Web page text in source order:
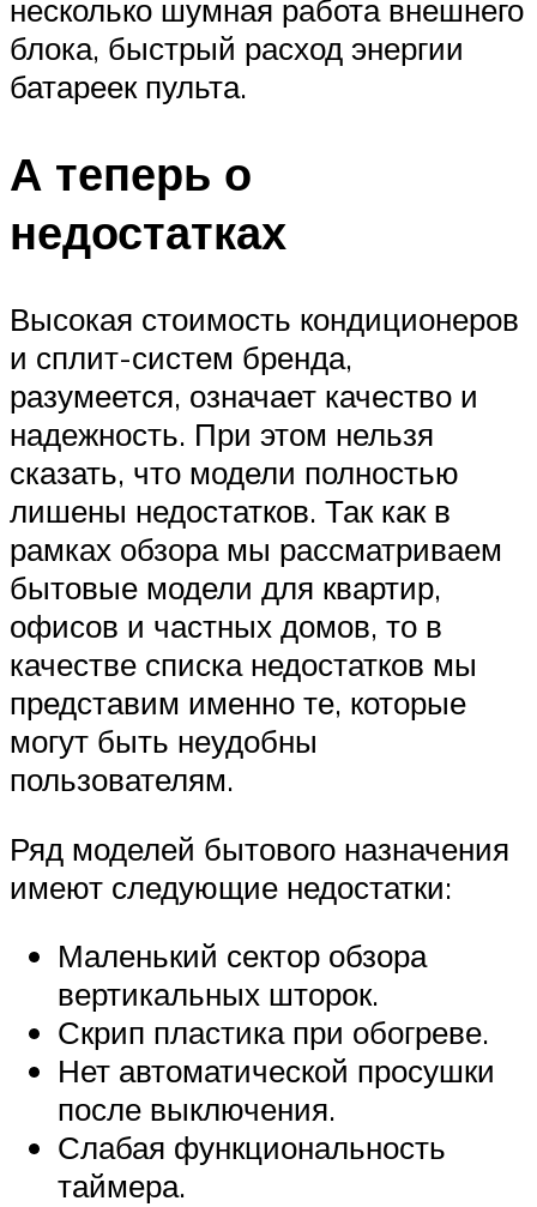
несколько шумная работа внешнего
блока, быстрый расход энергии
батареек пульта.
А теперь о
недостатках
Высокая стоимость кондиционеров
и сплит-систем бренда,
разумеется, означает качество и
надежность. При этом нельзя
сказать, что модели полностью
лишены недостатков. Так как в
рамках обзора мы рассматриваем
бытовые модели для квартир,
офисов и частных домов, то в
качестве списка недостатков мы
представим именно те, которые
могут быть неудобны
пользователям.
Ряд моделей бытового назначения
имеют следующие недостатки:
Маленький сектор обзора
вертикальных шторок.
Скрип пластика при обогреве.
Нет автоматической просушки
после выключения.
Слабая функциональность
таймера.